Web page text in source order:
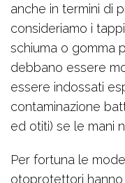
anche in termini di
consideriamo i
schiuma o gomma
debbano essere
essere indossati
contaminazione
ed otiti) se le mani
Per fortuna le
otoprotettori